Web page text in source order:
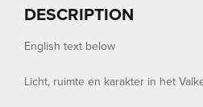
DESCRIPTION
English text below
Licht, ruimte en karakter in het